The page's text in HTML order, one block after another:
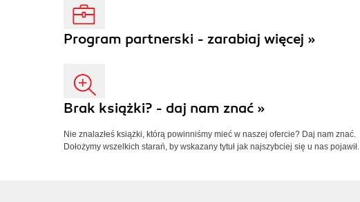
Program partnerski - zarabiaj więcej »
Brak książki? - daj nam znać »
Nie znalazłeś książki, którą powinniśmy mieć w naszej ofercie? Daj nam znać.
Dołożymy wszelkich starań, by wskazany tytuł jak najszybciej się u nas pojawił.